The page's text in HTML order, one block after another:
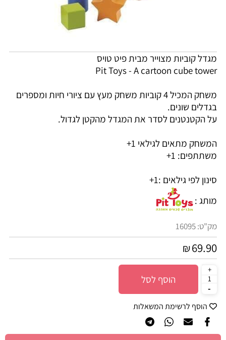
מגדל קוביות מצוייר מבית פיט טויס
Pit Toys - A cartoon cube tower
משחק המכיל 4 קוביות משחק מעץ עם ציורי חיות ומספרים
בגדלים שונים.
על הקטנטנים לסדר את המגדל מהקטן לגדול.
המשחק מתאים לגילאי 1+
משתתפים: 1+
סינון לפי גילאים :1+
מותג :
מק"ט:16095
₪69.90
הוסף לסל
הוסף לרשימת המשאלות